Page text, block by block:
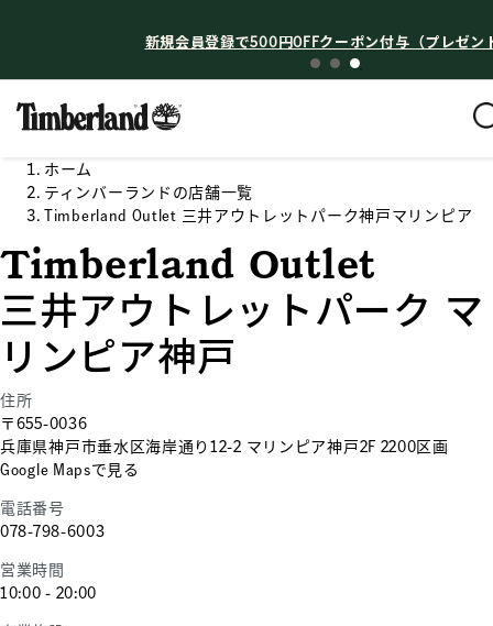
新規会員登録で500円OFFクーポン付与（プレゼン
ホーム
ティンバーランドの店舗一覧
Timberland Outlet 三井アウトレットパーク神戸マリンピア
Timberland Outlet
三井アウトレットパーク マ
リンピア神戸
住所
〒655-0036
兵庫県神戸市垂水区海岸通り12-2 マリンピア神戸2F 2200区画
Google Mapsで見る
電話番号
078-798-6003
営業時間
10:00 - 20:00